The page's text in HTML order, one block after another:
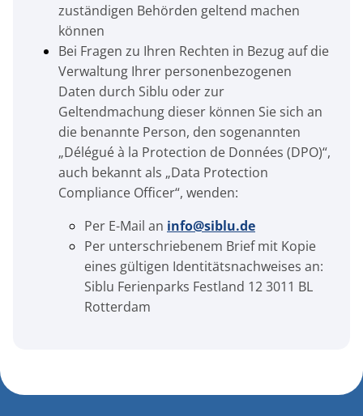
zuständigen Behörden geltend machen
können
Bei Fragen zu Ihren Rechten in Bezug auf die
Verwaltung Ihrer personenbezogenen
Daten durch Siblu oder zur
Geltendmachung dieser können Sie sich an
die benannte Person, den sogenannten
„Délégué à la Protection de Données (DPO)“,
auch bekannt als „Data Protection
Compliance Officer“, wenden:
Per E-Mail an info@siblu.de
Per unterschriebenem Brief mit Kopie
eines gültigen Identitätsnachweises an:
Siblu Ferienparks Festland 12 3011 BL
Rotterdam